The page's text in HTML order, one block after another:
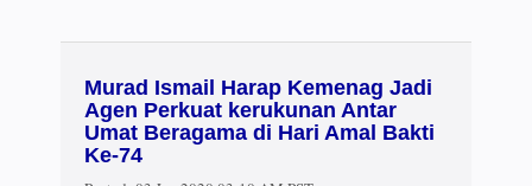
Murad Ismail Harap Kemenag Jadi
Agen Perkuat kerukunan Antar
Umat Beragama di Hari Amal Bakti
Ke-74